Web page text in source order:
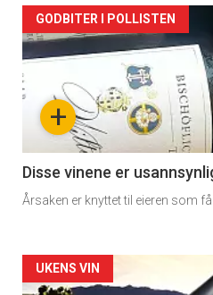
Forsiden
akkurat
nå
3
+
GODBITER I POLLISTEN
Disse vinene er
Årsaken er knyttet til eieren som
Forsiden
UKENS VIN